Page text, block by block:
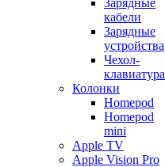
Зарядные
кабели
Зарядные
устройства
Чехол-
клавиатура
Колонки
Homepod
Homepod
mini
Apple TV
Apple Vision Pro